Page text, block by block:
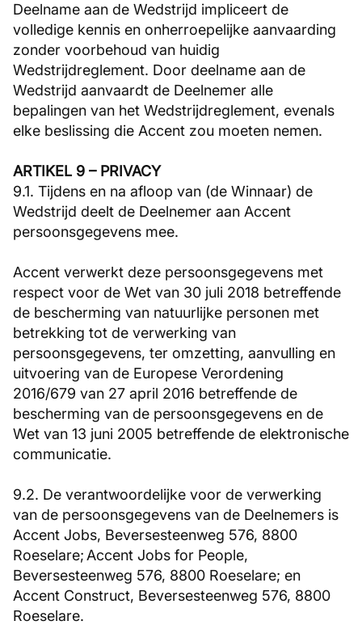
Deelname aan de Wedstrijd impliceert de
volledige kennis en onherroepelijke aanvaarding
zonder voorbehoud van huidig
Wedstrijdreglement. Door deelname aan de
Wedstrijd aanvaardt de Deelnemer alle
bepalingen van het Wedstrijdreglement, evenals
elke beslissing die Accent zou moeten nemen.
ARTIKEL 9 – PRIVACY
9.1. Tijdens en na afloop van (de Winnaar) de
Wedstrijd deelt de Deelnemer aan Accent
persoonsgegevens mee.
Accent verwerkt deze persoonsgegevens met
respect voor de Wet van 30 juli 2018 betreffende
de bescherming van natuurlijke personen met
betrekking tot de verwerking van
persoonsgegevens, ter omzetting, aanvulling en
uitvoering van de Europese Verordening
2016/679 van 27 april 2016 betreffende de
bescherming van de persoonsgegevens en de
Wet van 13 juni 2005 betreffende de elektronische
communicatie.
9.2. De verantwoordelijke voor de verwerking
van de persoonsgegevens van de Deelnemers is
Accent Jobs, Beversesteenweg 576, 8800
Roeselare; Accent Jobs for People,
Beversesteenweg 576, 8800 Roeselare; en
Accent Construct, Beversesteenweg 576, 8800
Roeselare.